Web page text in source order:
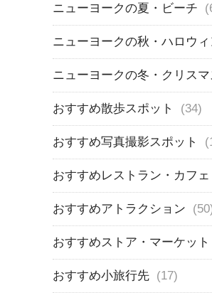
ニューヨークの夏・ビーチ
ニューヨークの秋・ハロウィ
ニューヨークの冬・クリスマ
おすすめ散歩スポット (34)
おすすめ写真撮影スポット
おすすめレストラン・カフェ
おすすめアトラクション
おすすめストア・マーケット
おすすめ小旅行先 (17)